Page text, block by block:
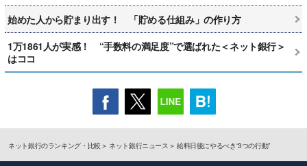
始めた人から貯まり出す！ 「貯める仕組み」の作り方
1万1861人が実感！ “手数料の満足度”で選ばれた＜ネット銀行＞
はココ
ネット銀行のランキング・比較 ネット銀行ニュース 給料日後にやるべき“3つの行動”